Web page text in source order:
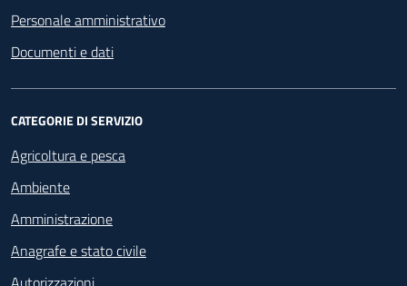
Personale amministrativo
Documenti e dati
CATEGORIE DI SERVIZIO
Agricoltura e pesca
Ambiente
Amministrazione
Anagrafe e stato civile